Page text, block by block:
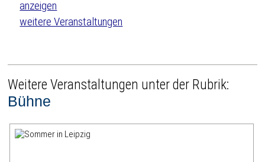
weitere Veranstaltungen
Weitere Veranstaltungen unter der Rubrik:
Bühne